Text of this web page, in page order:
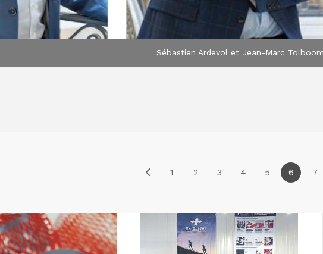
Sébastien Ardevol et Jean-Marc
1 2 3 4 5 6 7